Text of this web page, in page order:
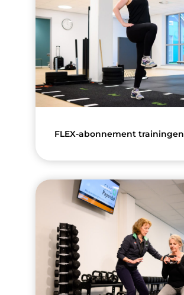
FLEX-abonnement trainingen